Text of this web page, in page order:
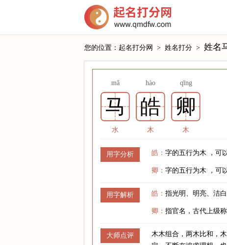
您的位置： 起名打分网 > 姓名打分 > 姓名
mǎ hào qīng
马 皓 卿
水 木 木
用字分析 皓： 字的五行为木 ，可
卿： 字的五行为木 ，可
用字解析 皓： 指光明、明亮、洁
卿： 指官名，古代上级
大师点评
木木组合，两木比和，